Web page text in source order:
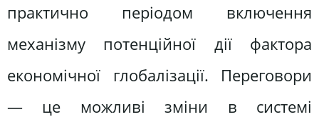
практично періодом включення
механізму потенційної дії фактора
економічної глобалізації. Переговори
— це можливі зміни в системі